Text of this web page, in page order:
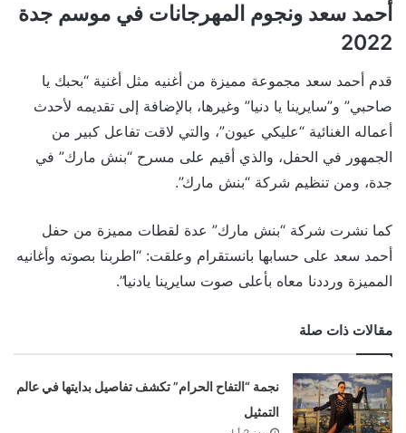
أحمد سعد ونجوم المهرجانات في موسم جدة
2022
قدم أحمد سعد مجموعة مميزة من أغنيه مثل أغنية “بحبك يا
صاحبي” و”سايرينا يا دنيا” وغيرها، بالإضافة إلى تقديمه لأحدث
أعماله الغنائية “عليكي عيون”، والتي لاقت تفاعل كبير من
الجمهور في الحفل، والذي أقيم على مسرح “بنش مارك” في
جدة، ومن تنظيم شركة “بنش مارك”.
كما نشرت شركة “بنش مارك” عدة لقطات مميزة من حفل
أحمد سعد على حسابها بانستقرام وعلقت: “‏اطربنا بصوته وأغانيه
المميزة ‏ورددنا معاه بأعلى صوت سايرينا يادنيا”.
مقالات ذات صلة
نجمة “التفاح الحرام” تكشف تفاصيل بدايتها في عالم
التمثيل